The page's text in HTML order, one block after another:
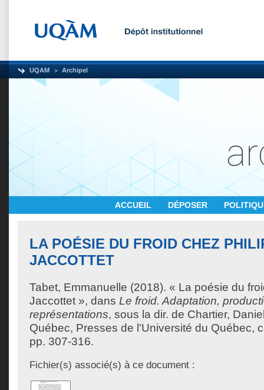
UQAM Archipel
ACCUEIL DÉPOSER
LA POÉSIE DU FROID CHEZ
JACCOTTET
Tabet, Emmanuelle (2018). « La poésie du
Jaccottet », dans Le froid. Adaptation,
représentations, sous la dir. de Chartier,
Québec, Presses de l'Université du Québec,
pp. 307-316.
Fichier(s) associé(s) à ce document :